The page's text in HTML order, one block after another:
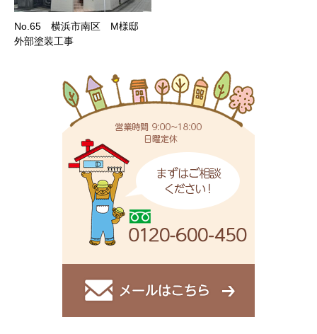
No.65 横浜市南区 M様邸
外部塗装工事